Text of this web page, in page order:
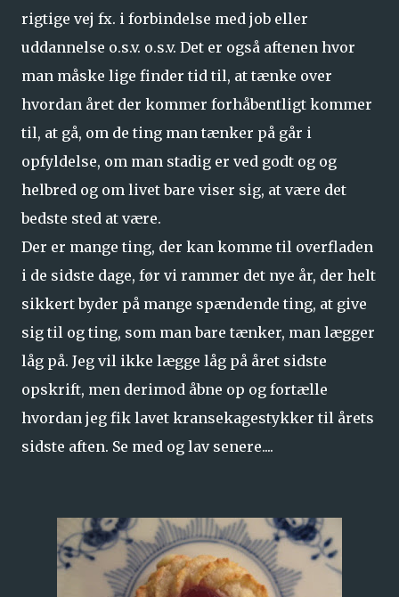
rigtige vej fx. i forbindelse med job eller
uddannelse o.s.v. o.s.v. Det er også aftenen hvor
man måske lige finder tid til, at tænke over
hvordan året der kommer forhåbentligt kommer
til, at gå, om de ting man tænker på går i
opfyldelse, om man stadig er ved godt og og
helbred og om livet bare viser sig, at være det
bedste sted at være.
Der er mange ting, der kan komme til overfladen
i de sidste dage, før vi rammer det nye år, der helt
sikkert byder på mange spændende ting, at give
sig til og ting, som man bare tænker, man lægger
låg på. Jeg vil ikke lægge låg på året sidste
opskrift, men derimod åbne op og fortælle
hvordan jeg fik lavet kransekagestykker til årets
sidste aften. Se med og lav senere....